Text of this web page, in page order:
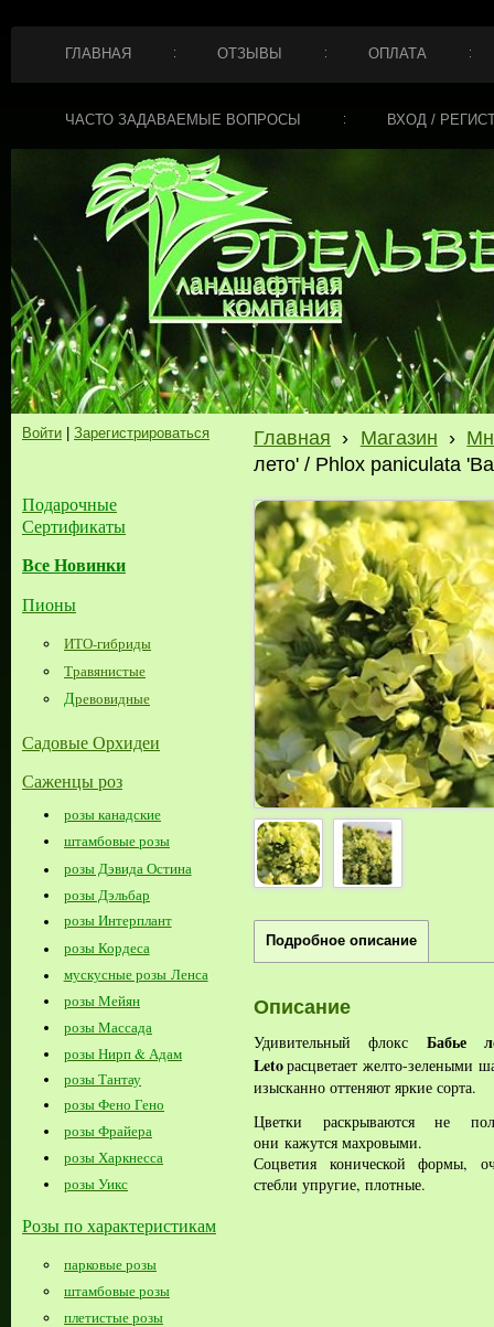
ГЛАВНАЯ ОТЗЫВЫ ОПЛАТА
ЧАСТО ЗАДАВАЕМЫЕ ВОПРОСЫ ВХОД /
Войти Зарегистрироваться
Подарочные
Сертификаты
Все Новинки
Пионы
ИТО-гибриды
Травянистые
Древовидные
Садовые Орхидеи
Саженцы роз
розы канадские
штамбовые розы
розы Дэвида Остина
розы Дэльбар
розы Интерплант
розы Кордеса
мускусные розы Ленса
розы Мейян
розы Массада
розы Нирп & Адам
розы Тантау
розы Фено Гено
розы Фрайера
розы Харкнесса
розы Уикс
Розы по характеристикам
парковые розы
штамбовые розы
плетистые розы
Главная › Магазин ›
лето' / Phlox paniculata
Подробное описание
Описание
Удивительный флокс Бабье
Letoрасцветает желто-зелеными
изысканно оттеняют яркие сорта.
Цветки раскрываются не
они кажутся махровыми.
Соцветия конической формы,
стебли упругие, плотные.